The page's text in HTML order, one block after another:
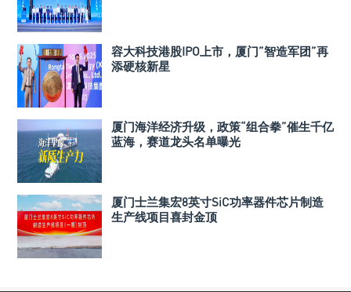
容大科技港股IPO上市，厦门”智造军团”再
添硬核新星
厦门海洋经济升级，政策“组合拳”催生千亿
蓝海，赛道龙头名单曝光
厦门士兰集宏8英寸SiC功率器件芯片制造
生产线项目喜封金顶